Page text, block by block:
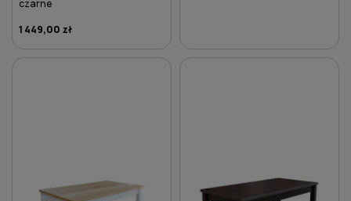
czarne
1 449,00 zł